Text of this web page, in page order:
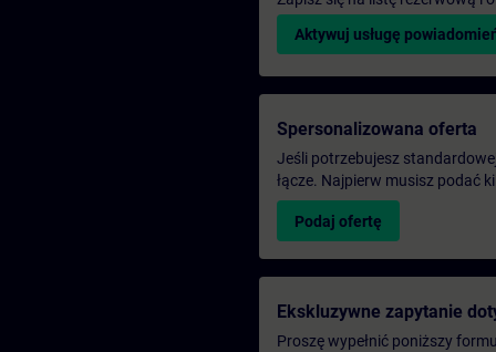
Aktywuj usługę
Spersonalizowana oferta
Jeśli potrzebujesz
łącze. Najpierw musisz podać
Podaj ofertę
Ekskluzywne zapytanie
Proszę wypełnić poniższy